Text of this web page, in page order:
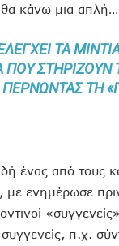
θα κάνω μια
ΤΑ
ΠΟΥ
ΠΕΡΝΏΝΤΑΣ ΤΗ
ένας από τους
με ενημέρωσε
συγγενείς, π.χ.